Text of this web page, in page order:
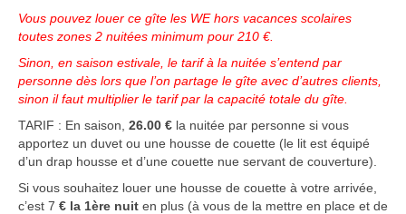
Vous pouvez louer ce gîte les WE hors vacances scolaires
toutes zones 2 nuitées minimum pour 210 €.
Sinon, en saison estivale, le tarif à la nuitée s’entend par
personne dès lors que l’on partage le gîte avec d’autres clients,
sinon il faut multiplier le tarif par la capacité totale du gîte.
TARIF : En saison, 26.00 € la nuitée par personne si vous
apportez un duvet ou une housse de couette (le lit est équipé
d’un drap housse et d’une couette nue servant de couverture).
Si vous souhaitez louer une housse de couette à votre arrivée,
c’est 7 € la 1ère nuit en plus (à vous de la mettre en place et de